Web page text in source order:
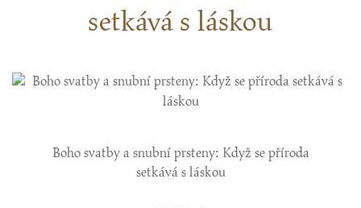
setkává s láskou
Boho svatby a snubní prsteny: Když se příroda
setkává s láskou